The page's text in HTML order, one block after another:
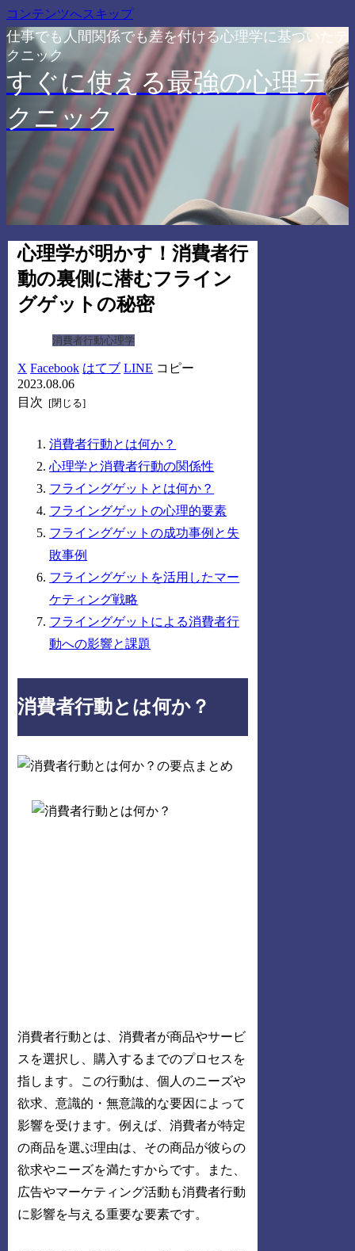
コンテンツへスキップ
仕事でも人間関係でも差を付ける心理学に基づいたテ
クニック
すぐに使える最強の心理テ
クニック
心理学が明かす！消費者行
動の裏側に潜むフライン
グゲットの秘密
消費者行動心理学
X Facebook はてブ LINE コピー
2023.08.06
目次
消費者行動とは何か？
心理学と消費者行動の関係性
フライングゲットとは何か？
フライングゲットの心理的要素
フライングゲットの成功事例と失
敗事例
フライングゲットを活用したマー
ケティング戦略
フライングゲットによる消費者行
動への影響と課題
消費者行動とは何か？
消費者行動とは、消費者が商品やサービ
スを選択し、購入するまでのプロセスを
指します。この行動は、個人のニーズや
欲求、意識的・無意識的な要因によって
影響を受けます。例えば、消費者が特定
の商品を選ぶ理由は、その商品が彼らの
欲求やニーズを満たすからです。また、
広告やマーケティング活動も消費者行動
に影響を与える重要な要素です。